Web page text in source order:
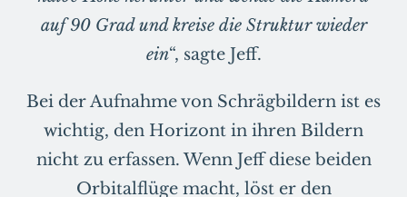
auf 90 Grad und kreise die Struktur wieder
ein“, sagte Jeff.
Bei der Aufnahme von Schrägbildern ist es
wichtig, den Horizont in ihren Bildern
nicht zu erfassen. Wenn Jeff diese beiden
Orbitalflüge macht, löst er den